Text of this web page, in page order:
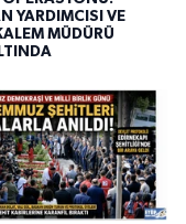
YARDIMCISI VE
MÜDÜRÜ